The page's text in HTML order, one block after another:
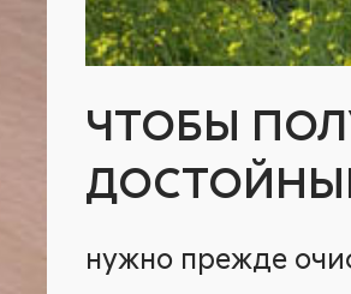
ЧТОБЫ
нужно прежде